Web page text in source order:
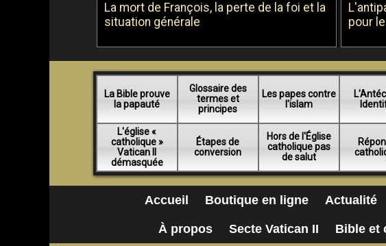
La mort de François, la perte de la foi et la
situation générale
pour
La Bible prouve
la papauté
Glossaire des
termes et
principes
Les papes contre
l'islam
L'église «
catholique »
Vatican II
démasquée
Étapes de
conversion
Hors de l'Église
catholique pas
de salut
Accueil Boutique en ligne Actualité
À propos Secte Vatican II Bible et